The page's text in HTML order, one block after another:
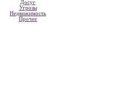
Досуг
Угрозы
Недвижимость
Прочее